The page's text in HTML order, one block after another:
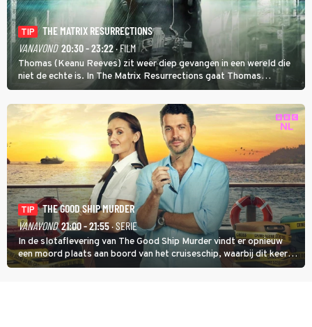
TIP
THE MATRIX RESURRECTIONS
VANAVOND 20:30 - 23:22· FILM
Thomas (Keanu Reeves) zit weer diep gevangen in een wereld die
niet de echte is. In The Matrix Resurrections gaat Thomas
proberen uit deze schijnwereld te ontsnappen.
TIP
THE GOOD SHIP MURDER
VANAVOND 21:00 - 21:55· SERIE
In de slotaflevering van The Good Ship Murder vindt er opnieuw
een moord plaats aan boord van het cruiseschip, waarbij dit keer
een bemanningslid het slachtoffer is en kapitein Marlowe de dader